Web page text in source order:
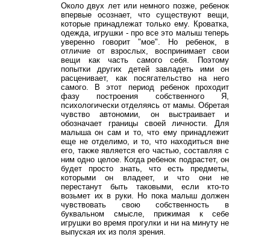
Около двух лет или немного позже, ребенок
впервые осознает, что существуют вещи,
которые принадлежат только ему. Кроватка,
одежда, игрушки - про все это малыш теперь
уверенно говорит "мое". Но ребенок, в
отличие от взрослых, воспринимает свои
вещи как часть самого себя. Поэтому
попытки других детей завладеть ими он
расценивает, как посягательство на него
самого. В этот период ребенок проходит
фазу построения собственного Я,
психологически отделяясь от мамы. Обретая
чувство автономии, он выстраивает и
обозначает границы своей личности. Для
малыша он сам и то, что ему принадлежит
еще не отделимо, и то, что находиться вне
его, также является его частью, составляя с
ним одно целое. Когда ребенок подрастет, он
будет просто знать, что есть предметы,
которыми он владеет, и что они не
перестанут быть таковыми, если кто-то
возьмет их в руки. Но пока малыш должен
чувствовать свою собственность в
буквальном смысле, прижимая к себе
игрушки во время прогулки и ни на минуту не
выпуская их из поля зрения.